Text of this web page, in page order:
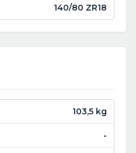
140/80 ZR18
103,5 kg
-